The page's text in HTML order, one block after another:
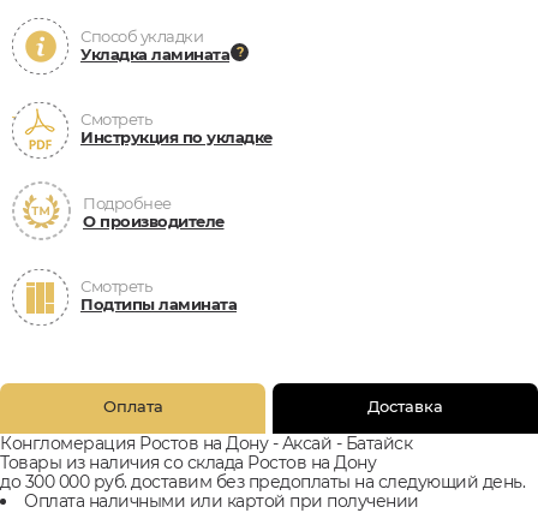
Способ укладки
Укладка ламината
Смотреть
Инструкция по укладке
Подробнее
О производителе
Смотреть
Подтипы ламината
Оплата Доставка
Конгломерация Ростов на Дону - Аксай - Батайск
Товары из наличия со склада Ростов на Дону
до 300 000 руб. доставим без предоплаты на следующий день.
Оплата наличными или картой при получении